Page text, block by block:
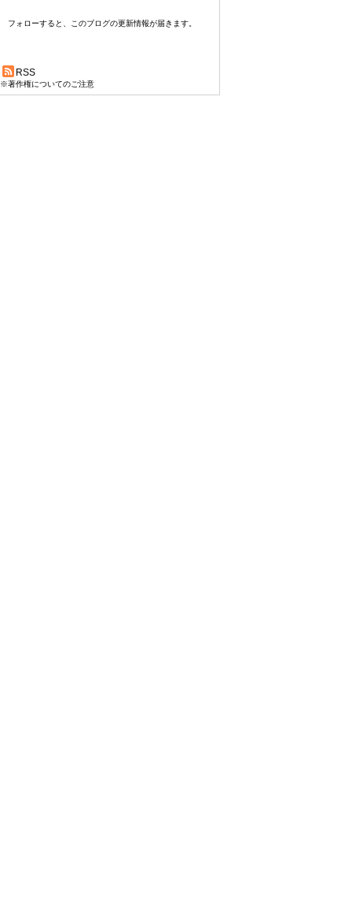
フォローすると、このブログの更新情報が届きます。
RSS
※著作権についてのご注意